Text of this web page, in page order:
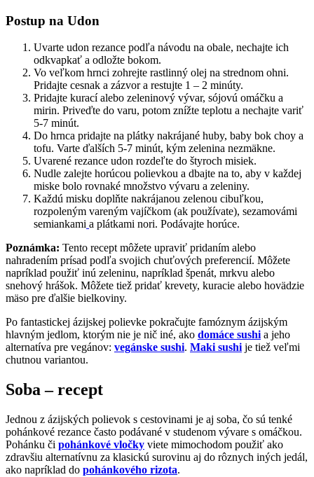
Postup na Udon
Uvarte udon rezance podľa návodu na obale, nechajte ich
odkvapkať a odložte bokom.
Vo veľkom hrnci zohrejte rastlinný olej na strednom ohni.
Pridajte cesnak a zázvor a restujte 1 – 2 minúty.
Pridajte kurací alebo zeleninový vývar, sójovú omáčku a
mirin. Priveďte do varu, potom znížte teplotu a nechajte variť
5-7 minút.
Do hrnca pridajte na plátky nakrájané huby, baby bok choy a
tofu. Varte ďalších 5-7 minút, kým zelenina nezmäkne.
Uvarené rezance udon rozdeľte do štyroch misiek.
Nudle zalejte horúcou polievkou a dbajte na to, aby v každej
miske bolo rovnaké množstvo vývaru a zeleniny.
Každú misku doplňte nakrájanou zelenou cibuľkou,
rozpoleným vareným vajíčkom (ak používate), sezamovámi
semiankami a plátkami nori. Podávajte horúce.
Poznámka: Tento recept môžete upraviť pridaním alebo
nahradením prísad podľa svojich chuťových preferencií. Môžete
napríklad použiť inú zeleninu, napríklad špenát, mrkvu alebo
snehový hrášok. Môžete tiež pridať krevety, kuracie alebo hovädzie
mäso pre ďalšie bielkoviny.
Po fantastickej ázijskej polievke pokračujte famóznym ázijským
hlavným jedlom, ktorým nie je nič iné, ako domáce sushi a jeho
alternatíva pre vegánov: vegánske sushi. Maki sushi je tiež veľmi
chutnou variantou.
Soba – recept
Jednou z ázijských polievok s cestovinami je aj soba, čo sú tenké
pohánkové rezance často podávané v studenom vývare s omáčkou.
Pohánku či pohánkové vločky viete mimochodom použiť ako
zdravšiu alternatívnu za klasickú surovinu aj do rôznych iných jedál,
ako napríklad do pohánkového rizota.